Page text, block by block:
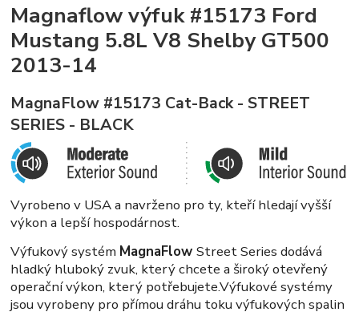
Magnaflow výfuk #15173 Ford
Mustang 5.8L V8 Shelby GT500
2013-14
MagnaFlow #15173 Cat-Back - STREET
SERIES - BLACK
Vyrobeno v USA a navrženo pro ty, kteří hledají vyšší
výkon a lepší hospodárnost.
Výfukový systém MagnaFlowStreet Series dodává
hladký hluboký zvuk, který chcete a široký otevřený
operační výkon, který potřebujete.Výfukové systémy
jsou vyrobeny pro přímou dráhu toku výfukových spalin